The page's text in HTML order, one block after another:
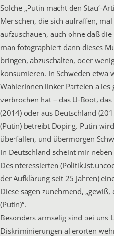
Solche „Putin macht den Stau“-
Menschen, die sich aufraffen,
aufzuschauen, auch ohne daß die
man fotographiert dann dieses
bringen, abzuschalten, oder
konsumieren. In Schweden etwa
WählerInnen linker Parteien alles
verbrochen hat – das U-Boot,
(2014) oder aus Deutschland
(Putin) betreibt Doping. Putin
überfallen, und übermorgen
In Deutschland scheint mir
Desinteressierten
der Aufklärung seit 25 Jahren)
Diese sagen zunehmend,
(Putin)“.
Besonders armselig sind bei uns
Diskriminierungen allerorten